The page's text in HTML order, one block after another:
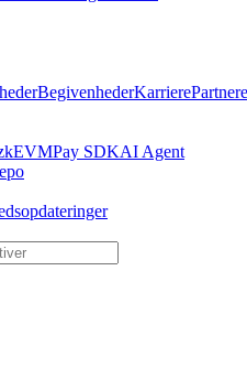
BegivenhederKarrierePartnere
Pay SDKAI Agent